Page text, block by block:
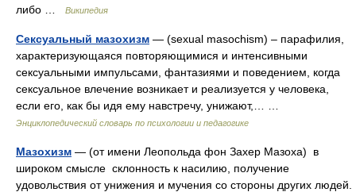
либо …
Википедия
Сексуальный мазохизм — (sexual masochism) – парафилия,
характеризующаяся повторяющимися и интенсивными
сексуальными импульсами, фантазиями и поведением, когда
сексуальное влечение возникает и реализуется у человека,
если его, как бы идя ему навстречу, унижают,… …
Энциклопедический словарь по психологии и педагогике
Мазохизм — (от имени Леопольда фон Захер Мазоха) в
широком смысле склонность к насилию, получение
удовольствия от унижения и мучения со стороны других людей.